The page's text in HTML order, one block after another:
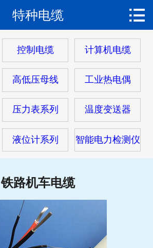
关于我们
产品中心
热门电缆
客户服务
特种电缆 
控制电缆 计算机电缆
高低压母线 工业热电偶
压力表系列 温度变送器
液位计系列 智能电力检测仪
铁路机车电缆